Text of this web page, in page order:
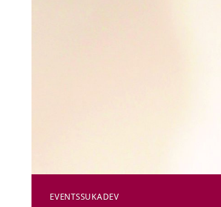
EVENTSSUKADEV